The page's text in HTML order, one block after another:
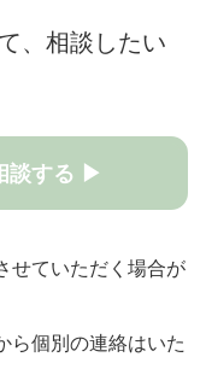
、相談したい
談する ▶
せていただく場合が
ら個別の連絡はいた